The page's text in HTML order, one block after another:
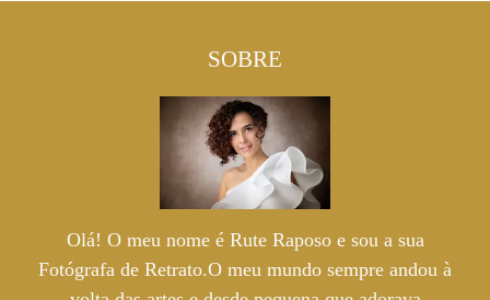
SOBRE
Olá! O meu nome é Rute Raposo e sou a sua
Fotógrafa de Retrato.O meu mundo sempre andou à